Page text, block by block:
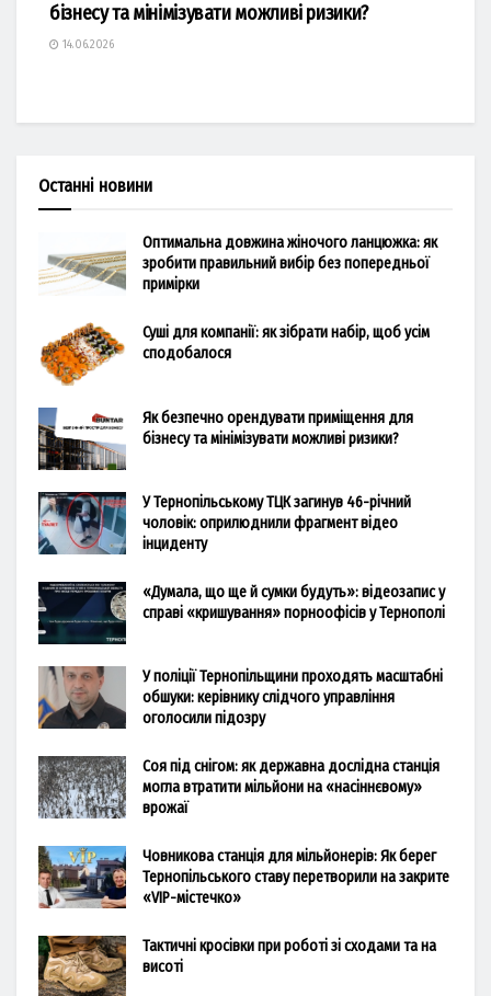
бізнесу та мінімізувати можливі ризики?
14.06.2026
Останні новини
Оптимальна довжина жіночого ланцюжка: як
зробити правильний вибір без попередньої
примірки
Суші для компанії: як зібрати набір, щоб усім
сподобалося
Як безпечно орендувати приміщення для
бізнесу та мінімізувати можливі ризики?
У Тернопільському ТЦК загинув 46-річний
чоловік: оприлюднили фрагмент відео
інциденту
«Думала, що ще й сумки будуть»: відеозапис у
справі «кришування» порноофісів у Тернополі
У поліції Тернопільщини проходять масштабні
обшуки: керівнику слідчого управління
оголосили підозру
Соя під снігом: як державна дослідна станція
могла втратити мільйони на «насіннєвому»
врожаї
Човникова станція для мільйонерів: Як берег
Тернопільського ставу перетворили на закрите
«VIP-містечко»
Тактичні кросівки при роботі зі сходами та на
висоті